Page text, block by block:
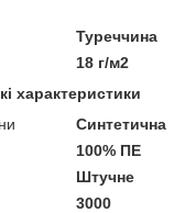
Туреччина
18 г/м2
характеристики
Синтетична
100% ПЕ
Штучне
3000